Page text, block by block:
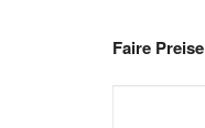
Faire Preise